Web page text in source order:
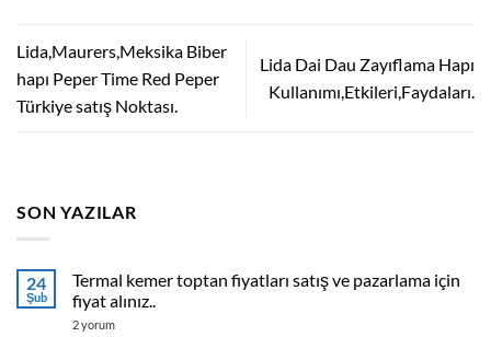
Lida,Maurers,Meksika Biber
hapı Peper Time Red Peper
Türkiye satış Noktası.
Lida Dai Dau Zayıflama Hapı
Kullanımı,Etkileri,Faydaları.
SON YAZILAR
24
Şub
Termal kemer toptan fiyatları satış ve pazarlama için
fiyat alınız..
Termal
2 yorum